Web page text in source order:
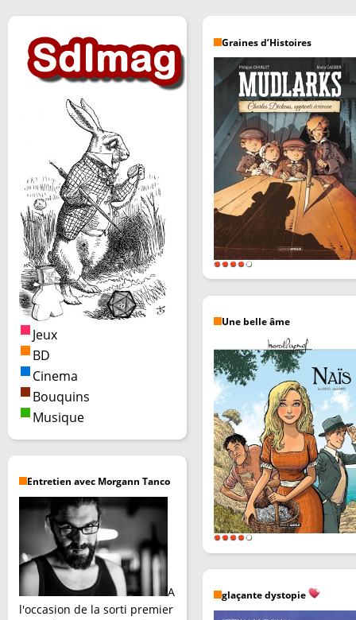
Jeux
BD
Cinema
Bouquins
Musique
Entretien avec Morgann Tanco
A
l'occasion de la sorti premier
Graines d’Histoires
Une belle âme
glaçante dystopie